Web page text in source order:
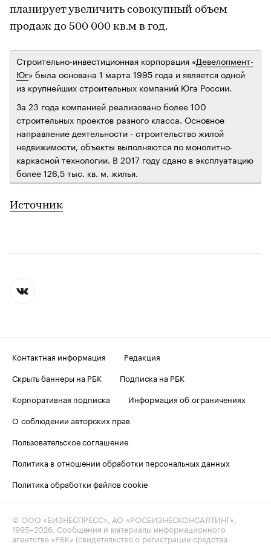
планирует увеличить совокупный объем
продаж до 500 000 кв.м в год.
Строительно-инвестиционная корпорация «Девелопмент-
Юг» была основана 1 марта 1995 года и является одной
из крупнейших строительных компаний Юга России.
За 23 года компанией реализовано более 100
строительных проектов разного класса. Основное
направление деятельности - строительство жилой
недвижимости, объекты выполняются по монолитно-
каркасной технологии. В 2017 году сдано в эксплуатацию
более 126,5 тыс. кв. м. жилья.
Источник
Контактная информация
Редакция
Скрыть баннеры на РБК
Подписка на РБК
Корпоративная подписка
Информация об ограничениях
О соблюдении авторских прав
Пользовательское соглашение
Политика в отношении обработки персональных данных
Политика обработки файлов cookie
© ООО «БИЗНЕСПРЕСС», АО «РОСБИЗНЕСКОНСАЛТИНГ»,
1995–2026 . Сообщения и материалы информационного
агентства «РБК» (свидетельство о регистрации средства